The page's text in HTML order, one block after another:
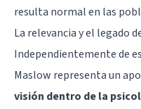
resulta normal en las
La relevancia y el legado
Independientemente de
Maslow representa un
visión dentro de la